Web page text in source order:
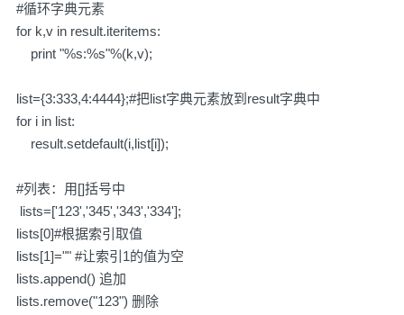
#循环字典元素
for k,v in result.iteritems:
print "%s:%s"%(k,v);
list={3:333,4:4444};#把list字典元素放到result字典中
for i in list:
result.setdefault(i,list[i]);
#列表：用[]括号中
lists=['123','345','343','334'];
lists[0]#根据索引取值
lists[1]="" #让索引1的值为空
lists.append() 追加
lists.remove("123") 删除